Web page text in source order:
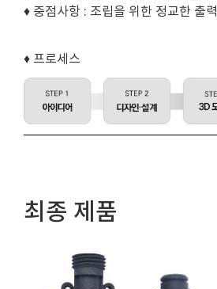
♦ 중점사항 : 조립을 위한 정교한 출력
♦ 프로세스
최종 제품